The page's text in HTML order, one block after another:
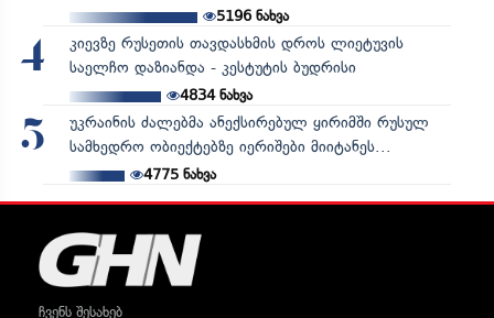
5196ნახვა
4
კიევზე რუსეთის თავდასხმის დროს ლიეტუვის
საელჩო დაზიანდა - კესტუტის ბუდრისი
4834ნახვა
5
უკრაინის ძალებმა ანექსირებულ ყირიმში რუსულ
სამხედრო ობიექტებზე იერიშები მიიტანეს...
4775ნახვა
ჩვენს შესახებ